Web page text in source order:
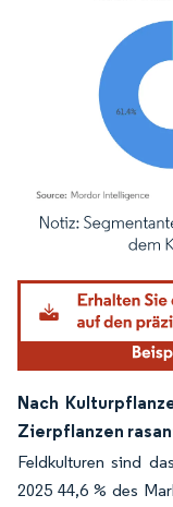
Bild © Mordor
Nach
Zierpflanzen
Feldkulturen sind
2025 44,6 % des